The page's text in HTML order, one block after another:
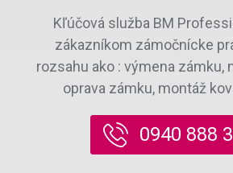
Kľúčová služba BM
zákazníkom zámočnícke
rozsahu ako : výmena zámku,
oprava zámku, montáž
0940 888